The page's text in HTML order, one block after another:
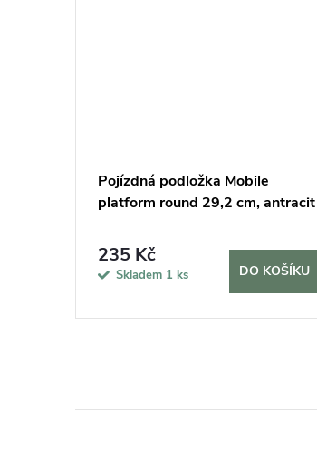
Pojízdná podložka Mobile
platform round 29,2 cm, antracit
235 Kč
Skladem 1 ks DO KOŠÍKU